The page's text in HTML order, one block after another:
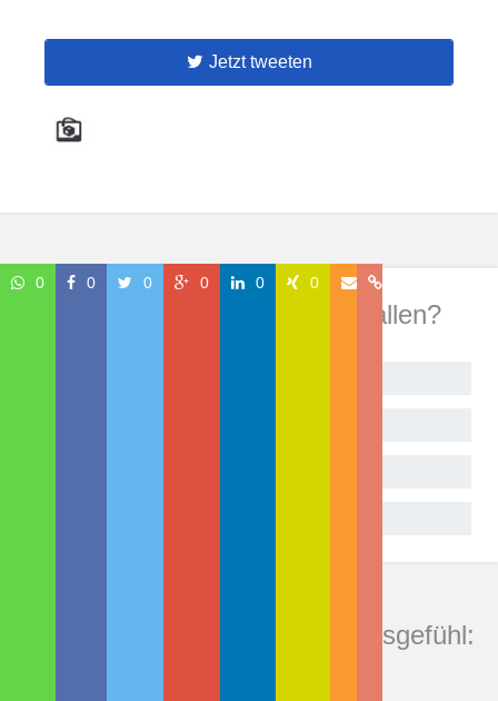
0 0 0 0 0 0
Jetzt tweeten
Wie hat Dir dieser Beitrag gefallen?
Kommentare zu "Neues Lebensgefühl: